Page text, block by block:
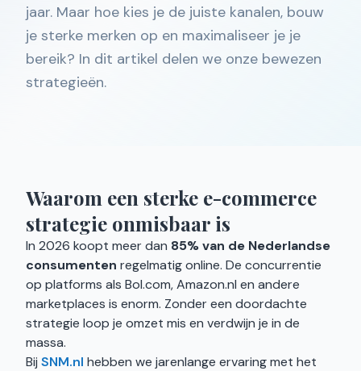
jaar. Maar hoe kies je de juiste kanalen, bouw
je sterke merken op en maximaliseer je je
bereik? In dit artikel delen we onze bewezen
strategieën.
Waarom een sterke e-commerce
strategie onmisbaar is
In 2026 koopt meer dan 85% van de Nederlandse
consumenten regelmatig online. De concurrentie
op platforms als Bol.com, Amazon.nl en andere
marketplaces is enorm. Zonder een doordachte
strategie loop je omzet mis en verdwijn je in de
massa.
Bij SNM.nl hebben we jarenlange ervaring met het